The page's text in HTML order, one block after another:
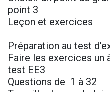
point 3
Leçon et exercices
Préparation au test
Faire les exercices un
test EE3
Questions de 1 à 32